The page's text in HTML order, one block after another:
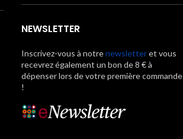
NEWSLETTER
Inscrivez-vous à notrenewsletteret vous
recevrez également un bon de 8 € à
dépenser lors de votre première commande
!